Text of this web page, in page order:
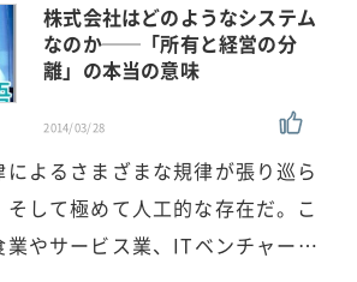
株式会社はどのようなシステム
なのか──「所有と経営の分
離」の本当の意味
2014/03/28
によるさまざまな規律が張り巡ら
して極めて人工的な存在だ。こ
業やサービス業、ITベンチャー…